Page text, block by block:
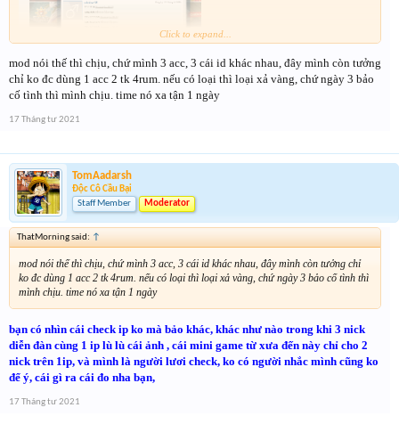
Click to expand...
mod nói thế thì chịu, chứ mình 3 acc, 3 cái id khác nhau, đây mình còn tưởng
chỉ ko đc dùng 1 acc 2 tk 4rum. nếu có loại thì loại xả vàng, chứ ngày 3 bảo
cố tình thì mình chịu. time nó xa tận 1 ngày
17 Tháng tư 2021
TomAadarsh
Độc Cô Cầu Bại
Staff Member
Moderator
ThatMorning said: ↑
mod nói thế thì chịu, chứ mình 3 acc, 3 cái id khác nhau, đây mình còn tưởng chỉ
ko đc dùng 1 acc 2 tk 4rum. nếu có loại thì loại xả vàng, chứ ngày 3 bảo cố tình thì
mình chịu. time nó xa tận 1 ngày
bạn có nhìn cái check ip ko mà bảo khác, khác như nào trong khi 3 nick
diễn đàn cùng 1 ip lù lù cái ảnh , cái mini game từ xưa đến này chỉ cho 2
nick trên 1ip, và mình là người lươi check, ko có người nhắc mình cũng ko
để ý, cái gì ra cái đo nha bạn,
17 Tháng tư 2021